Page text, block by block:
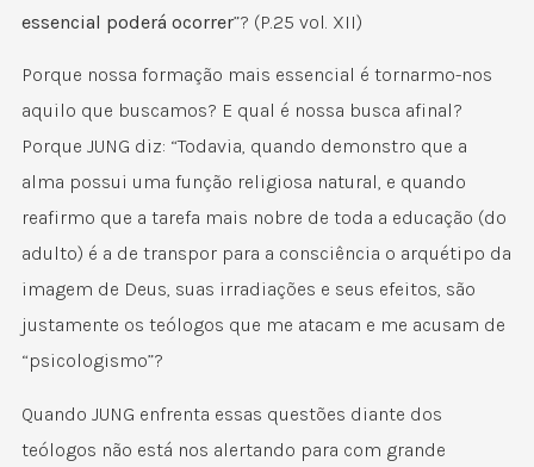
essencial poderá ocorrer”? (P.25 vol. XII)
Porque nossa formação mais essencial é tornarmo-nos
aquilo que buscamos? E qual é nossa busca afinal?
Porque JUNG diz: “Todavia, quando demonstro que a
alma possui uma função religiosa natural, e quando
reafirmo que a tarefa mais nobre de toda a educação (do
adulto) é a de transpor para a consciência o arquétipo da
imagem de Deus, suas irradiações e seus efeitos, são
justamente os teólogos que me atacam e me acusam de
“psicologismo”?
Quando JUNG enfrenta essas questões diante dos
teólogos não está nos alertando para com grande